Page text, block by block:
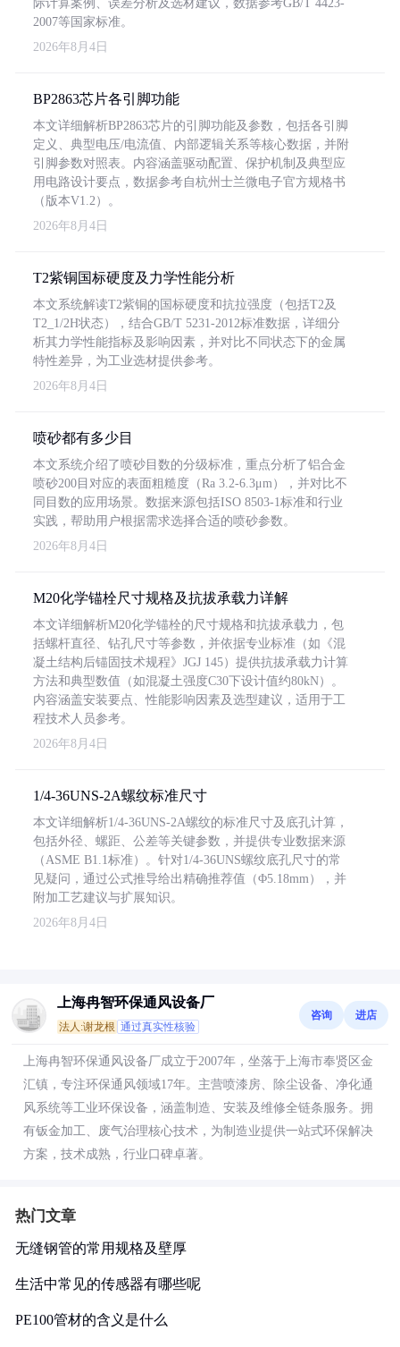
际计算案例、误差分析及选材建议，数据参考GB/T 4423-
2007等国家标准。
2026年8月4日
BP2863芯片各引脚功能
本文详细解析BP2863芯片的引脚功能及参数，包括各引脚
定义、典型电压/电流值、内部逻辑关系等核心数据，并附
引脚参数对照表。内容涵盖驱动配置、保护机制及典型应
用电路设计要点，数据参考自杭州士兰微电子官方规格书
（版本V1.2）。
2026年8月4日
T2紫铜国标硬度及力学性能分析
本文系统解读T2紫铜的国标硬度和抗拉强度（包括T2及
T2_1/2H状态），结合GB/T 5231-2012标准数据，详细分
析其力学性能指标及影响因素，并对比不同状态下的金属
特性差异，为工业选材提供参考。
2026年8月4日
喷砂都有多少目
本文系统介绍了喷砂目数的分级标准，重点分析了铝合金
喷砂200目对应的表面粗糙度（Ra 3.2-6.3μm），并对比不
同目数的应用场景。数据来源包括ISO 8503-1标准和行业
实践，帮助用户根据需求选择合适的喷砂参数。
2026年8月4日
M20化学锚栓尺寸规格及抗拔承载力详解
本文详细解析M20化学锚栓的尺寸规格和抗拔承载力，包
括螺杆直径、钻孔尺寸等参数，并依据专业标准（如《混
凝土结构后锚固技术规程》JGJ 145）提供抗拔承载力计算
方法和典型数值（如混凝土强度C30下设计值约80kN）。
内容涵盖安装要点、性能影响因素及选型建议，适用于工
程技术人员参考。
2026年8月4日
1/4-36UNS-2A螺纹标准尺寸
本文详细解析1/4-36UNS-2A螺纹的标准尺寸及底孔计算，
包括外径、螺距、公差等关键参数，并提供专业数据来源
（ASME B1.1标准）。针对1/4-36UNS螺纹底孔尺寸的常
见疑问，通过公式推导给出精确推荐值（Φ5.18mm），并
附加工艺建议与扩展知识。
2026年8月4日
上海冉智环保通风设备厂
法人:谢龙根 通过真实性核验
咨询 进店
上海冉智环保通风设备厂成立于2007年，坐落于上海市奉贤区金
汇镇，专注环保通风领域17年。主营喷漆房、除尘设备、净化通
风系统等工业环保设备，涵盖制造、安装及维修全链条服务。拥
有钣金加工、废气治理核心技术，为制造业提供一站式环保解决
方案，技术成熟，行业口碑卓著。
热门文章
无缝钢管的常用规格及壁厚
生活中常见的传感器有哪些呢
PE100管材的含义是什么